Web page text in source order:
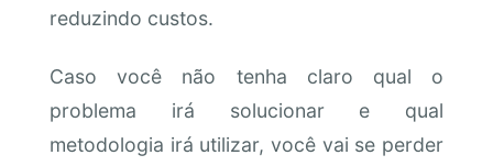
reduzindo custos.
Caso você não tenha claro qual o
problema irá solucionar e qual
metodologia irá utilizar, você vai se perder